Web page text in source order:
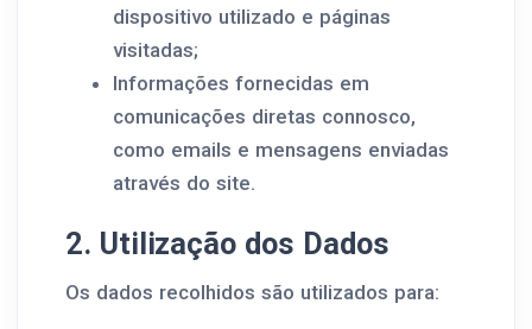
dispositivo utilizado e páginas
visitadas;
Informações fornecidas em
comunicações diretas connosco,
como emails e mensagens enviadas
através do site.
2. Utilização dos Dados
Os dados recolhidos são utilizados para: